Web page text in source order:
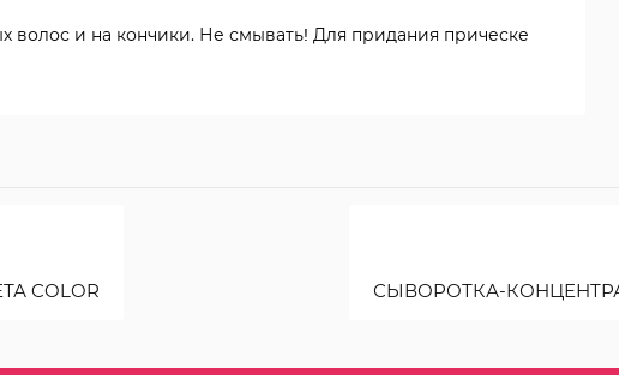
и на кончики. Не смывать! Для придания прическе
COLOR СЫВОРОТКА-